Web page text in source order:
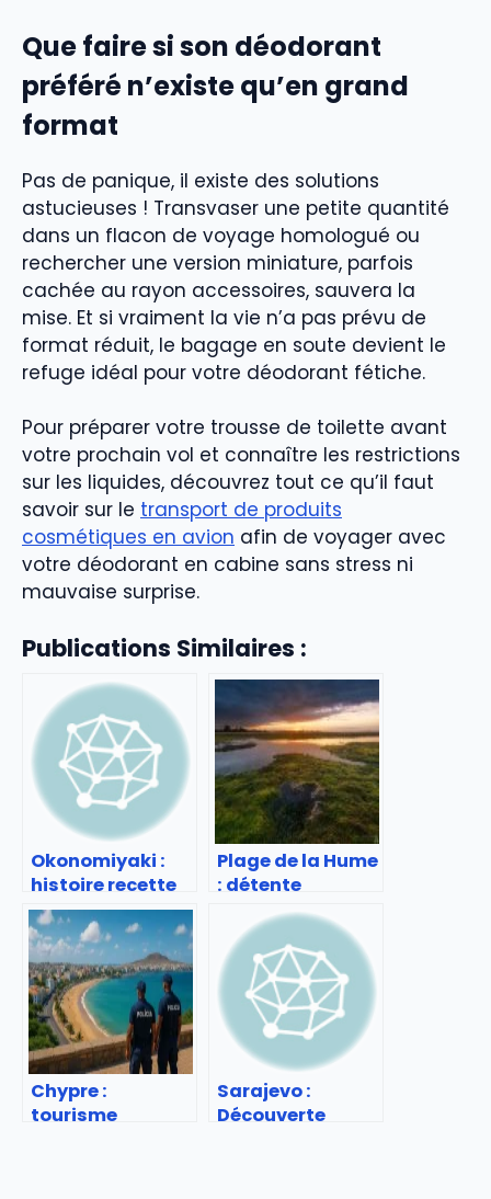
Que faire si son déodorant
préféré n’existe qu’en grand
format
Pas de panique, il existe des solutions
astucieuses ! Transvaser une petite quantité
dans un flacon de voyage homologué ou
rechercher une version miniature, parfois
cachée au rayon accessoires, sauvera la
mise. Et si vraiment la vie n’a pas prévu de
format réduit, le bagage en soute devient le
refuge idéal pour votre déodorant fétiche.
Pour préparer votre trousse de toilette avant
votre prochain vol et connaître les restrictions
sur les liquides, découvrez tout ce qu’il faut
savoir sur le transport de produits
cosmétiques en avion afin de voyager avec
votre déodorant en cabine sans stress ni
mauvaise surprise.
Publications Similaires :
Okonomiyaki :
histoire recette
et adresses à
tester
Plage de la Hume
: détente
familiale sur le
Bassin
d’Arcachon
Chypre :
tourisme
Sarajevo :
Découverte